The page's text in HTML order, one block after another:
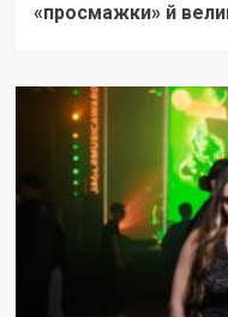
«просмажки» й